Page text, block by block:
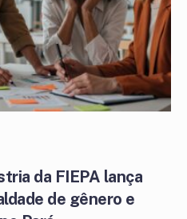
da FIEPA lança
de gênero e